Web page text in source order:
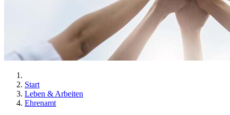
Start
Leben & Arbeiten
Ehrenamt